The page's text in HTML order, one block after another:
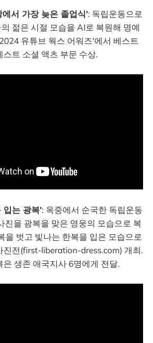
서 가장 늦은 졸업식': 독립운동으로
젊은 시절 모습을 AI로 복원해 명예
유튜브 웍스 어워즈'에서 베스트
스트 소셜 액츠 부문 수상.
입는 광복': 옥중에서 순국한 독립운동
진을 광복을 맞은 영웅의 모습으로 복
을 벗고 빛나는 한복을 입은 모습으로
진전(first-liberation-dress.com) 개최.
은 생존 애국지사 6명에게 전달.